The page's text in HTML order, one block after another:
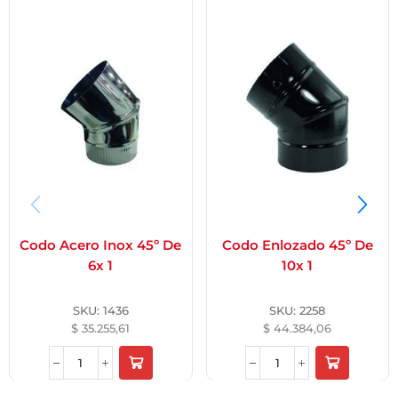
Codo Acero Inox 45º De
6x 1
SKU: 1436
$ 35.255,61
Codo Enlozado 45º De
10x 1
SKU:2258
$ 44.384,06